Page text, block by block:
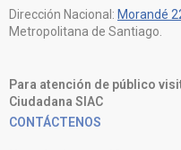
Dirección Nacional: Morandé
Metropolitana de Santiago.
Para atención de público
Ciudadana SIAC
CONTÁCTENOS